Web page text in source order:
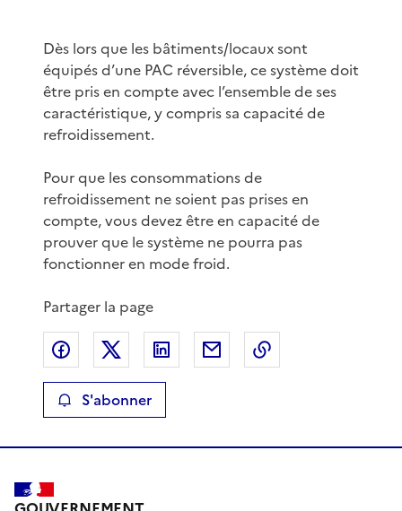
Dès lors que les bâtiments/locaux sont
équipés d’une PAC réversible, ce système doit
être pris en compte avec l’ensemble de ses
caractéristique, y compris sa capacité de
refroidissement.
Pour que les consommations de
refroidissement ne soient pas prises en
compte, vous devez être en capacité de
prouver que le système ne pourra pas
fonctionner en mode froid.
Partager la page
Partager sur Facebook
Partager sur XPartager sur LinkedIn
Partager par email
S'abonner